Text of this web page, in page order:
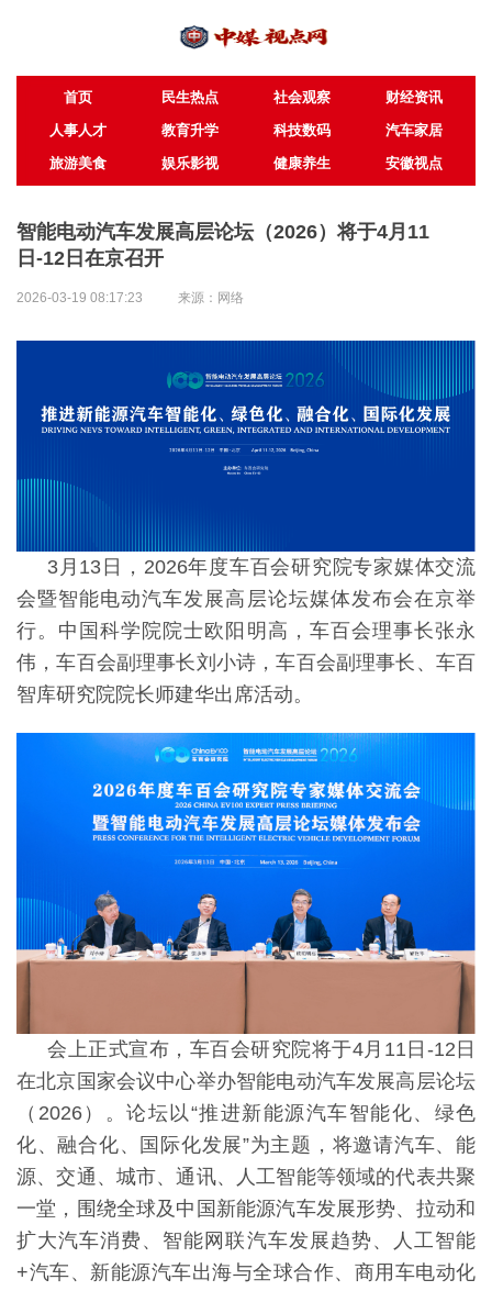
首页 民生热点 社会观察
财经资讯
人事人才
教育升学 科技数码
汽车家居
旅游美食
娱乐影视 健康养生 安徽视点
智能电动汽车发展高层论坛（2026）将于4月11
日-12日在京召开
2026-03-19 08:17:23 来源：网络
3月13日，2026年度车百会研究院专家媒体交流
会暨智能电动汽车发展高层论坛媒体发布会在京举
行。中国科学院院士欧阳明高，车百会理事长张永
伟，车百会副理事长刘小诗，车百会副理事长、车百
智库研究院院长师建华出席活动。
会上正式宣布，车百会研究院将于4月11日-12日
在北京国家会议中心举办智能电动汽车发展高层论坛
（2026）。论坛以“推进新能源汽车智能化、绿色
化、融合化、国际化发展”为主题，将邀请汽车、能
源、交通、城市、通讯、人工智能等领域的代表共聚
一堂，围绕全球及中国新能源汽车发展形势、拉动和
扩大汽车消费、智能网联汽车发展趋势、人工智能
+汽车、新能源汽车出海与全球合作、商用车电动化